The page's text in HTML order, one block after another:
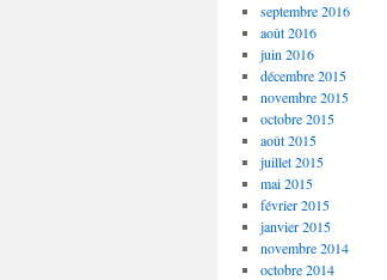
septembre 2016
août 2016
juin 2016
décembre 2015
novembre 2015
octobre 2015
août 2015
juillet 2015
mai 2015
février 2015
janvier 2015
novembre 2014
octobre 2014